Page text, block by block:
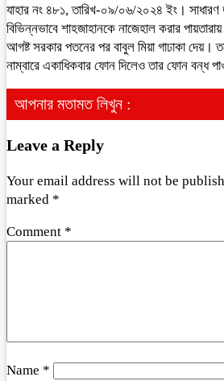
যাহার নং ৪৮১, তারিখ-০৯/০৬/২০২৪ ইং। সাধারণ
বিভিন্নভাবে শাহজাহানকে নাজেহাল করার
আগষ্ট সরকার পতনের পর বাবুল মিয়া গাঢাকা দেয়।
নাম্বারে একাধিকবার ফোন দিলেও তার ফোন বন্ধ
আপনার মতামত লিখুন :
Leave a Reply
Your email address will not be
marked *
Comment *
Name *